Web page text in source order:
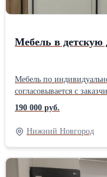
Мебель в детскую
Мебель по
согласовывается с
Собственное
#мебельдляподростка
190 000 руб.
Нижний Новгород